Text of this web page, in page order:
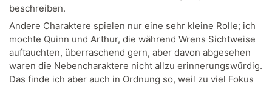
beschreiben.
Andere Charaktere spielen nur eine sehr kleine Rolle; ich
mochte Quinn und Arthur, die während Wrens Sichtweise
auftauchten, überraschend gern, aber davon abgesehen
waren die Nebencharaktere nicht allzu erinnerungswürdig.
Das finde ich aber auch in Ordnung so, weil zu viel Fokus